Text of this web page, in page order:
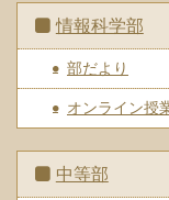
情報科学部
部だより
オンライン授
中等部